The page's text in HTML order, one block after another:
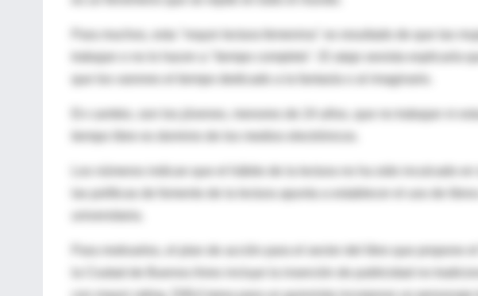
Para muchos, esta "mayor lectura femenina" es resultado de que las
trabajan o no lo hacen a "tiempo completo". El atajo sexista explicaría
que los varones el tiempo dedicado a la fantasía o al imaginario.
tiempo libre es dominio de los medios electrónicos.
las políticas de fomento de la lectura apunta a establecer el uso de
la Ciudad de Buenos Aires incluye la inserción de publicidad no